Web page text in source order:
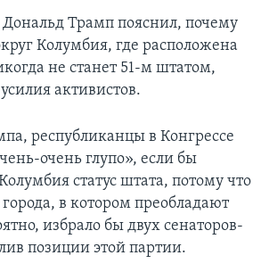
Трамп пояснил, почему
Колумбия, где расположена
не станет 51-м штатом,
активистов.
республиканцы в Конгрессе
очень глупо», если бы
статус штата, потому что
в котором преобладают
избрало бы двух сенаторов-
позиции этой партии.